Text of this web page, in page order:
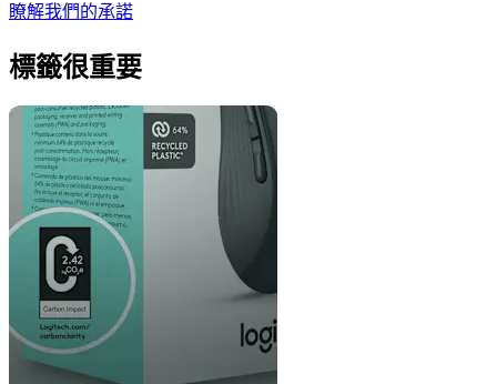
瞭解我們的承諾
標籤很重要